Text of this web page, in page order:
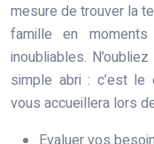
mesure de trouver la
famille en
inoubliables.
simple abri : c’est
vous accueillera lors